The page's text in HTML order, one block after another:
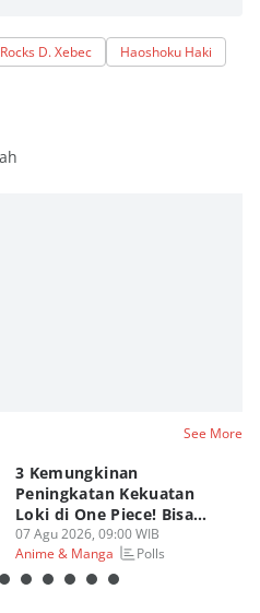
Rocks D. Xebec
Haoshoku Haki
See More
3 Kemungkinan
Peningkatan Kekuatan
Loki di One Piece! Bisa
Lebih OP?
07 Agu 2026, 09:00 WIB
Anime & Manga
Polls